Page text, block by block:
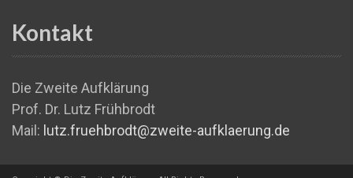
Kontakt
Die Zweite Aufklärung
Prof. Dr. Lutz Frühbrodt
Mail: lutz.fruehbrodt@zweite-aufklaerung.de